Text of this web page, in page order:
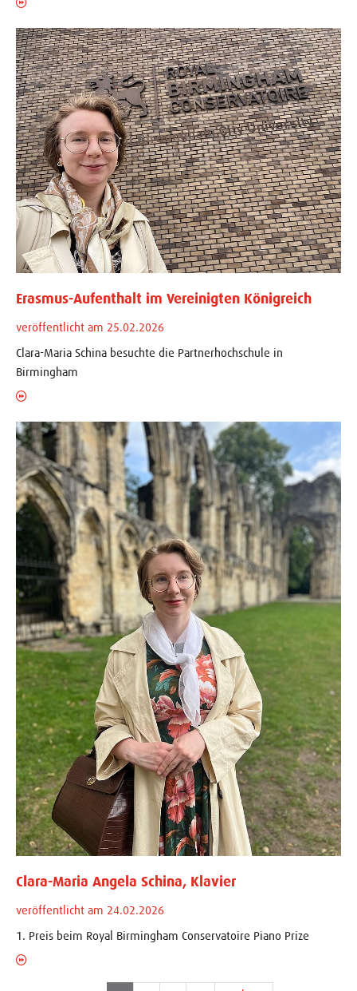
Erasmus-Aufenthalt im Vereinigten Königreich
veröffentlicht am 25.02.2026
Clara-Maria Schina besuchte die Partnerhochschule in
Birmingham
Clara-Maria Angela Schina, Klavier
veröffentlicht am 24.02.2026
1. Preis beim Royal Birmingham Conservatoire Piano Prize